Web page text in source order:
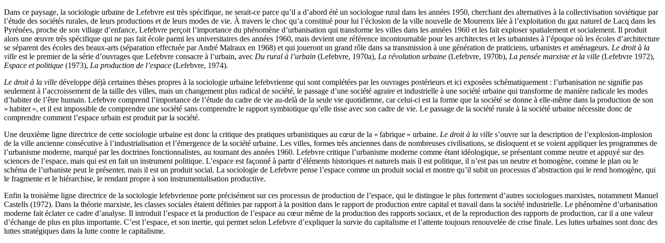
Dans ce paysage, la sociologie urbaine de Lefebvre est très spécifique, ne serait-ce parce qu’il a d’abord été un sociologue rural dans les années 1950, cherchant des alternatives à la collectivisation soviétique par
l’étude des sociétés rurales, de leurs productions et de leurs modes de vie. À travers le choc qu’a constitué pour lui l’éclosion de la ville nouvelle de Mourrenx liée à l’exploitation du gaz naturel de Lacq dans les
Pyrénées, proche de son village d’enfance, Lefebvre perçoit l’importance du phénomène d’urbanisation qui transforme les villes dans les années 1960 et les fait exploser spatialement et socialement. Il produit
alors une œuvre très spécifique qui ne pas fait école parmi les universitaires des années 1960, mais devient une référence incontournable pour les architectes et les urbanistes à l’époque où les écoles d’architecture
se séparent des écoles des beaux-arts (séparation effectuée par André Malraux en 1968) et qui joueront un grand rôle dans sa transmission à une génération de praticiens, urbanistes et aménageurs. Le droit à la
ville est le premier de la série d’ouvrages que Lefebvre consacre à l’urbain, avec Du rural à l’urbain (Lefebvre, 1970a), La révolution urbaine (Lefebvre, 1970b), La pensée marxiste et la ville (Lefebvre 1972),
Espace et politique (1973), La production de l’espace (Lefebvre, 1974).
Le droit à la ville développe déjà certaines thèses propres à la sociologie urbaine lefebvrienne qui sont complétées par les ouvrages postérieurs et ici exposées schématiquement : l’urbanisation ne signifie pas
seulement à l’accroissement de la taille des villes, mais un changement plus radical de société, le passage d’une société agraire et industrielle à une société urbaine qui transforme de manière radicale les modes
d’habiter de l’être humain. Lefebvre comprend l’importance de l’étude du cadre de vie au-delà de la seule vie quotidienne, car celui-ci est la forme que la société se donne à elle-même dans la production de son
« habiter », et il est impossible de comprendre une société sans comprendre le rapport symbiotique qu’elle tisse avec son cadre de vie. Le passage de la société rurale à la société urbaine nécessite donc de
comprendre comment l’espace urbain est produit par la société.
Une deuxième ligne directrice de cette sociologie urbaine est donc la critique des pratiques urbanistiques au cœur de la « fabrique » urbaine. Le droit à la ville s’ouvre sur la description de l’explosion-implosion
de la ville ancienne consécutive à l’industrialisation et l’émergence de la société urbaine. Les villes, formes très anciennes dans de nombreuses civilisations, se disloquent et se voient appliquer les programmes de
l’urbanisme moderne, marqué par les doctrines fonctionnalistes, au tournant des années 1960. Lefebvre critique l’urbanisme moderne comme étant idéologique, se présentant comme neutre et appuyé sur des
sciences de l’espace, mais qui est en fait un instrument politique. L’espace est façonné à partir d’éléments historiques et naturels mais il est politique, il n’est pas un neutre et homogène, comme le plan ou le
schéma de l’urbaniste peut le présenter, mais il est un produit social. La sociologie de Lefebvre pense l’espace comme un produit social et montre qu’il subit un processus d’abstraction qui le rend homogène, qui
le fragmente et le hiérarchise, le rendant propre à son instrumentalisation productive.
Enfin la troisième ligne directrice de la sociologie lefebvrienne porte précisément sur ces processus de production de l’espace, qui le distingue le plus fortement d’autres sociologues marxistes, notamment Manuel
Castells (1972). Dans la théorie marxiste, les classes sociales étaient définies par rapport à la position dans le rapport de production entre capital et travail dans la société industrielle. Le phénomène d’urbanisation
moderne fait éclater ce cadre d’analyse. Il introduit l’espace et la production de l’espace au cœur même de la production des rapports sociaux, et de la reproduction des rapports de production, car il a une valeur
d’échange de plus en plus importante. C’est l’espace, et son inertie, qui permet selon Lefebvre d’expliquer la survie du capitalisme et l’attente toujours renouvelée de crise finale. Les luttes urbaines sont donc des
luttes stratégiques dans la lutte contre le capitalisme.